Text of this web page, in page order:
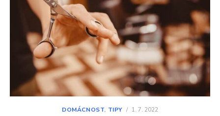
DOMÁCNOST, TIPY / 1. 7. 2022